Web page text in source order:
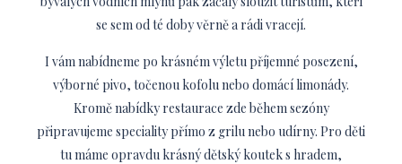
se sem od té doby věrně a rádi vracejí.
I vám nabídneme po krásném výletu příjemné posezení,
výborné pivo, točenou kofolu nebo domácí limonády.
Kromě nabídky restaurace zde během sezóny
připravujeme speciality přímo z grilu nebo udírny. Pro děti
tu máme opravdu krásný dětský koutek s hradem,